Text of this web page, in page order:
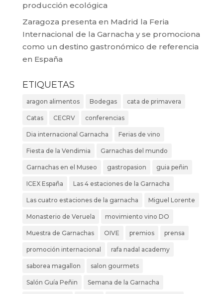
producción ecológica
Zaragoza presenta en Madrid la Feria
Internacional de la Garnacha y se promociona
como un destino gastronómico de referencia
en España
ETIQUETAS
aragon alimentos Bodegas cata de primavera
Catas CECRV conferencias
Dia internacional Garnacha Ferias de vino
Fiesta de la Vendimia Garnachas del mundo
Garnachas en el Museo gastropasion guia peñin
ICEX España Las 4 estaciones de la Garnacha
Las cuatro estaciones de la garnacha Miguel Lorente
Monasterio de Veruela movimiento vino DO
Muestra de Garnachas OIVE premios prensa
promoción internacional rafa nadal academy
saborea magallon salon gourmets
Salón Guía Peñin Semana de la Garnacha